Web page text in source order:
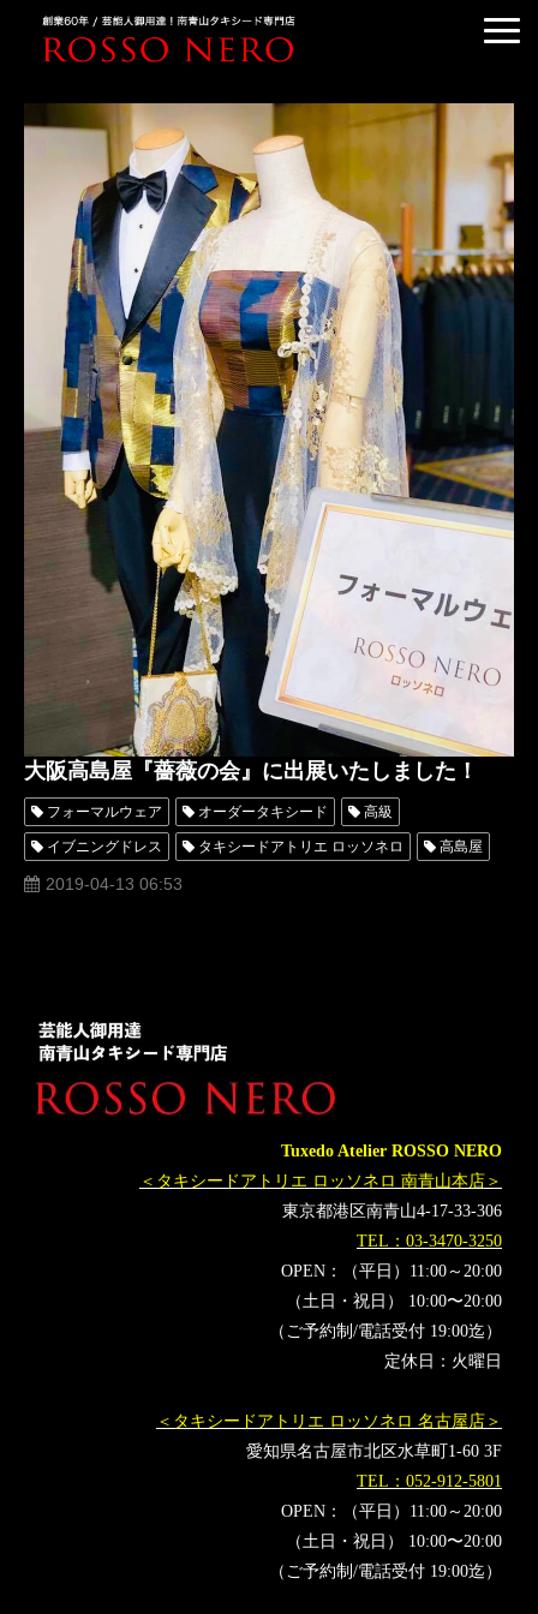
TUXEDO RENTAL
TUXEDO RANKING
KIMONO DRESS
CUSTOMER'S VOICE
COLUMN &BLOG
ABOUT US
ACCESS
大阪高島屋『薔薇の会』に出展いたしました！
フォーマルウェア オーダータキシード 高級
イブニングドレス タキシードアトリエ ロッソネロ 高島屋
薔薇の会 大阪高島屋
2019-04-13 06:53
Tuxedo Atelier ROSSO NERO
＜タキシードアトリエ ロッソネロ 南青山本店＞
東京都港区南青山4-17-33-306
TEL：03-3470-3250
OPEN：（平日）11:00～20:00
（土日・祝日） 10:00〜20:00
（ご予約制/電話受付 19:00迄）
定休日：火曜日
＜タキシードアトリエ ロッソネロ 名古屋店＞
愛知県名古屋市北区水草町1-60 3F
TEL：052-912-5801
OPEN：（平日）11:00～20:00
（土日・祝日） 10:00〜20:00
（ご予約制/電話受付 19:00迄）